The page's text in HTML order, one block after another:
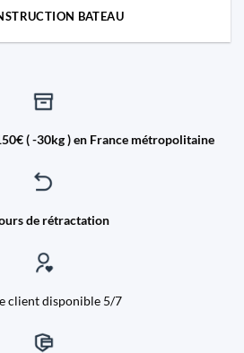
BATEAU
( -30kg ) en France métropolitaine
de rétractation
client disponible 5/7